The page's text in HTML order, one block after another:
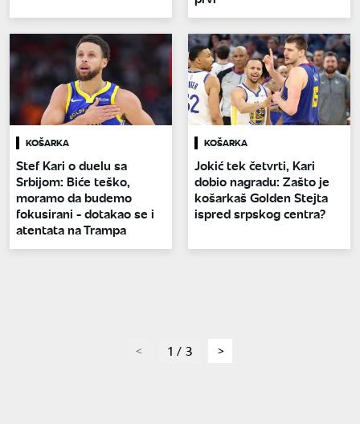
KOŠARKA
Stef Kari o duelu sa
Srbijom: Biće teško,
moramo da budemo
fokusirani - dotakao se i
atentata na Trampa
KOŠARKA
Jokić tek četvrti, Kari
dobio nagradu: Zašto je
košarkaš Golden Stejta
ispred srpskog centra?
page1 / 3 page